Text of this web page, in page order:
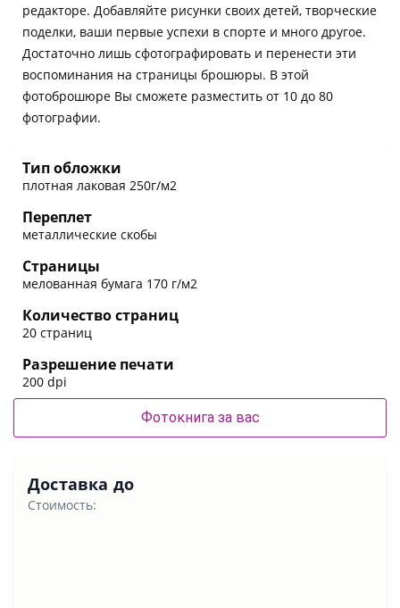
редакторе. Добавляйте рисунки своих детей, творческие
поделки, ваши первые успехи в спорте и много другое.
Достаточно лишь сфотографировать и перенести эти
воспоминания на страницы брошюры. В этой
фотоброшюре Вы сможете разместить от 10 до 80
фотографии.
Тип обложки
плотная лаковая 250г/м2
Переплет
металлические скобы
Страницы
мелованная бумага 170 г/м2
Количество страниц
20 страниц
Разрешение печати
200 dpi
Фотокнига за вас
Доставка до
Стоимость: